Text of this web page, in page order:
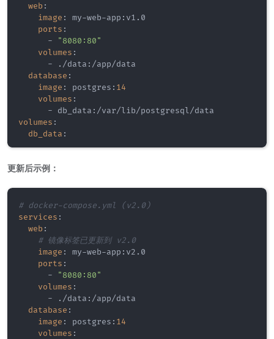
web :
image : my-web-app : v1.0
ports :
-
"8080:80"
volumes :
- ./data : /app/data
database :
image : postgres : 14
volumes :
- db_data :
volumes :
db_data :
更新后示例：
# docker-compose.yml (v2.0)
services :
web :
# 镜像标签已更新到 v2.0
image : my-web-app : v2.0
ports :
-
"8080:80"
volumes :
- ./data : /app/data
database :
image : postgres : 14
volumes :